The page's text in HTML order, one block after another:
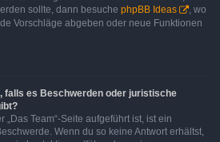
sollte, dann besuche phpBB Ideas
, wo
Vorschläge abgeben oder neue Funktionen
falls es Beschwerden oder juristische
„Das Team“-Seite aufgeführt ist, ist ein
Wenn du so keine Antwort erhältst,